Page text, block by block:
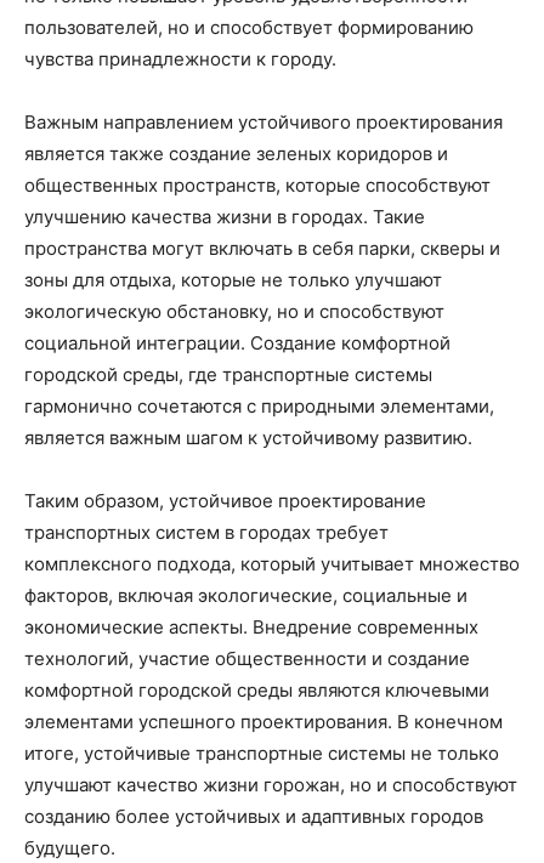
пользователей, но и способствует формированию
чувства принадлежности к городу.
Важным направлением устойчивого проектирования
является также создание зеленых коридоров и
общественных пространств, которые способствуют
улучшению качества жизни в городах. Такие
пространства могут включать в себя парки, скверы и
зоны для отдыха, которые не только улучшают
экологическую обстановку, но и способствуют
социальной интеграции. Создание комфортной
городской среды, где транспортные системы
гармонично сочетаются с природными элементами,
является важным шагом к устойчивому развитию.
Таким образом, устойчивое проектирование
транспортных систем в городах требует
комплексного подхода, который учитывает множество
факторов, включая экологические, социальные и
экономические аспекты. Внедрение современных
технологий, участие общественности и создание
комфортной городской среды являются ключевыми
элементами успешного проектирования. В конечном
итоге, устойчивые транспортные системы не только
улучшают качество жизни горожан, но и способствуют
созданию более устойчивых и адаптивных городов
будущего.